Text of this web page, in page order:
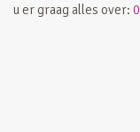
u er graag alles over: